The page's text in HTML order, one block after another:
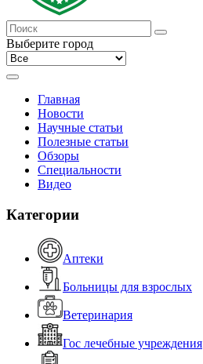
Выберите город
Главная
Новости
Научные статьи
Полезные статьи
Обзоры
Специальности
Видео
Категории
Аптеки
Больницы для взрослых
Ветеринария
Гос лечебные учреждения